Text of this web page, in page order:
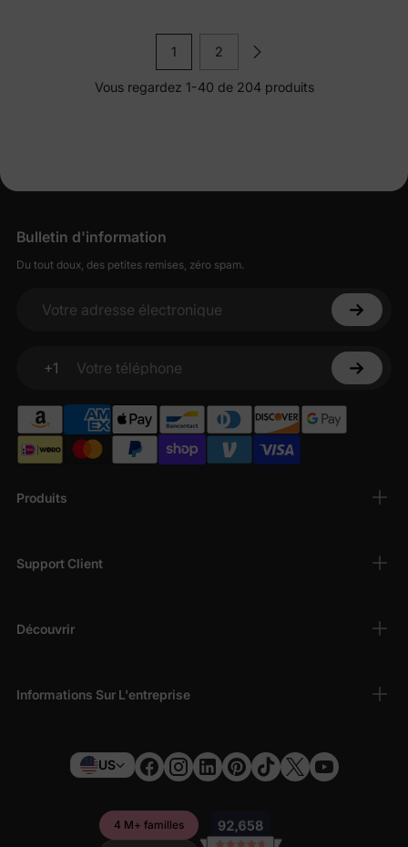
1 2
Vous regardez 1-40 de 204 produits
Produits
Support Client
Découvrir
Informations Sur L'entreprise
Bulletin d'information
Du tout doux, des petites remises, zéro spam.
Votre adresse électronique
+1
Votre téléphone
US
4 M+ familles